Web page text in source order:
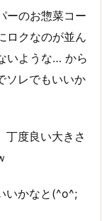
ーのお惣菜コー
ロクなのが並ん
いような… から
ソレでもいいか
丁度良い大きさ
いかなと(^o^;